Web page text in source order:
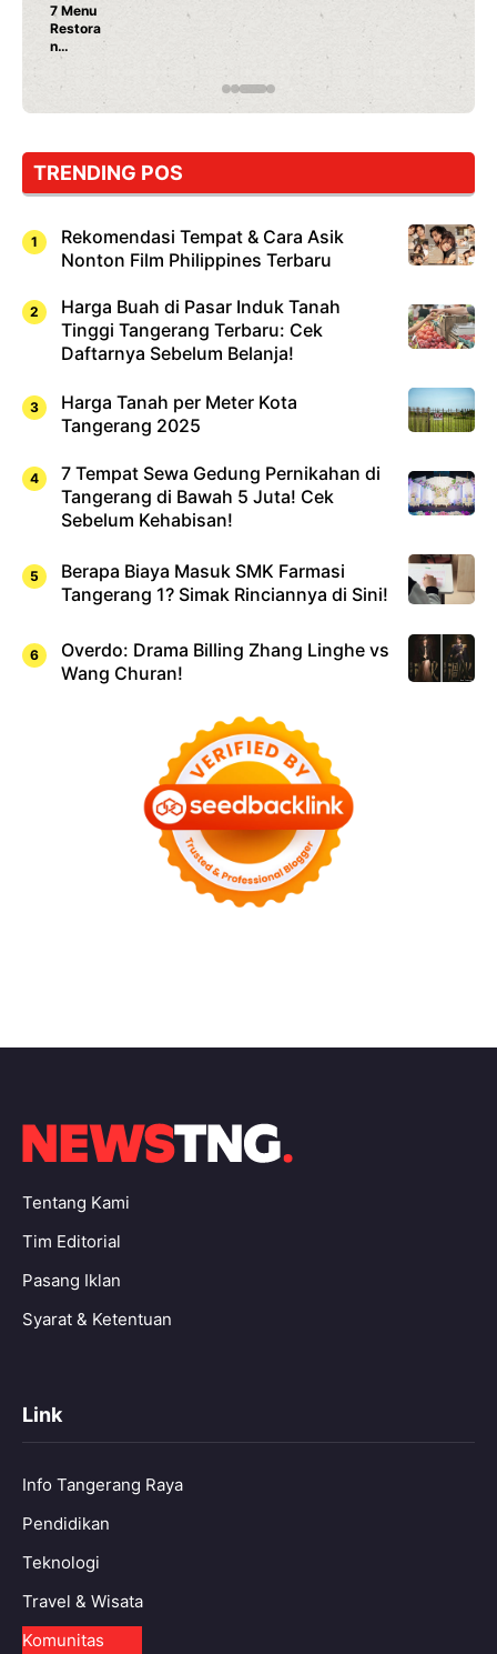
7 Menu
Restora
n
Jepang
Dicoba,
Cuma
Sushi!
TRENDING POS
Rekomendasi Tempat & Cara Asik
Nonton Film Philippines Terbaru
Harga Buah di Pasar Induk Tanah
Tinggi Tangerang Terbaru: Cek
Daftarnya Sebelum Belanja!
Harga Tanah per Meter Kota
Tangerang 2025
7 Tempat Sewa Gedung Pernikahan di
Tangerang di Bawah 5 Juta! Cek
Sebelum Kehabisan!
Berapa Biaya Masuk SMK Farmasi
Tangerang 1? Simak Rinciannya di Sini!
Overdo: Drama Billing Zhang Linghe vs
Wang Churan!
Tentang Kami
Tim Editorial
Pasang Iklan
Syarat & Ketentuan
Link
Info Tangerang Raya
Pendidikan
Teknologi
Travel & Wisata
Komunitas